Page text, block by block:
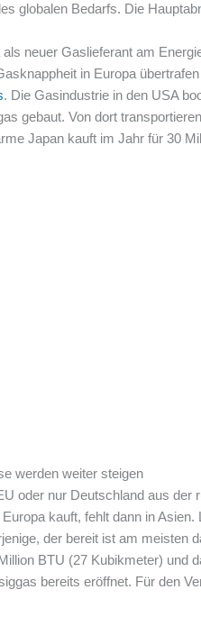
globalen Bedarfs. Die
neuer Gaslieferant am
in Europa
. Die Gasindustrie in den USA
gebaut. Von dort
Japan kauft im Jahr für 30
werden weiter steigen
oder nur Deutschland aus der
kauft, fehlt dann in
der bereit ist am meisten
BTU (27 Kubikmeter) und
bereits eröffnet. Für den